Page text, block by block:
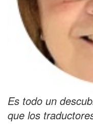
Es todo un
que los